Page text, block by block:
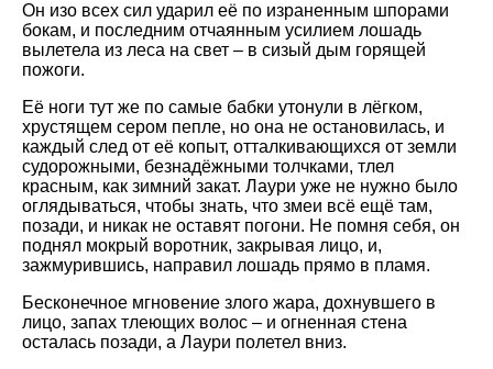
Он изо всех сил ударил её по израненным шпорами
бокам, и последним отчаянным усилием лошадь
вылетела из леса на свет – в сизый дым горящей
пожоги.
Её ноги тут же по самые бабки утонули в лёгком,
хрустящем сером пепле, но она не остановилась, и
каждый след от её копыт, отталкивающихся от земли
судорожными, безнадёжными толчками, тлел
красным, как зимний закат. Лаури уже не нужно было
оглядываться, чтобы знать, что змеи всё ещё там,
позади, и никак не оставят погони. Не помня себя, он
поднял мокрый воротник, закрывая лицо, и,
зажмурившись, направил лошадь прямо в пламя.
Бесконечное мгновение злого жара, дохнувшего в
лицо, запах тлеющих волос – и огненная стена
осталась позади, а Лаури полетел вниз.